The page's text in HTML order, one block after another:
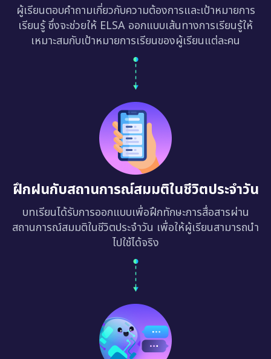
ผู้เรียนตอบคำถามเกี่ยวกับความต้องการและเป้าหมายการ
เรียนรู้ ซึ่งจะช่วยให้ ELSA ออกแบบเส้นทางการเรียนรู้ให้
เหมาะสมกับเป้าหมายการเรียนของผู้เรียนแต่ละคน
ฝึกฝนกับสถานการณ์สมมติในชีวิตประจำวัน
บทเรียนได้รับการออกแบบเพื่อฝึกทักษะการสื่อสารผ่าน
สถานการณ์สมมติในชีวิตประจำวัน เพื่อให้ผู้เรียนสามารถนำ
ไปใช้ได้จริง